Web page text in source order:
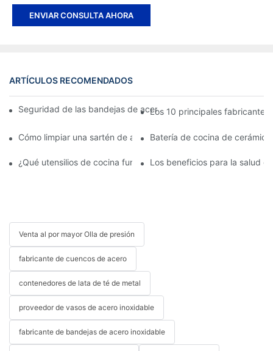
ENVIAR CONSULTA AHORA
ARTÍCULOS RECOMENDADOS
Seguridad de las bandejas de acero inoxidable para alimentos
Los 10 principales fabricantes
Cómo limpiar una sartén de acero inoxidable
Batería de cocina de
¿Qué utensilios de cocina funcionan con inducción?
Los beneficios para la salud
Venta al por mayor Olla de presión
fabricante de cuencos de acero
contenedores de lata de té de metal
proveedor de vasos de acero inoxidable
fabricante de bandejas de acero inoxidable